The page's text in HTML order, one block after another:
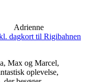
Adrienne
dagkort til Rigibahnen
Max og Marcel,
oplevelse,